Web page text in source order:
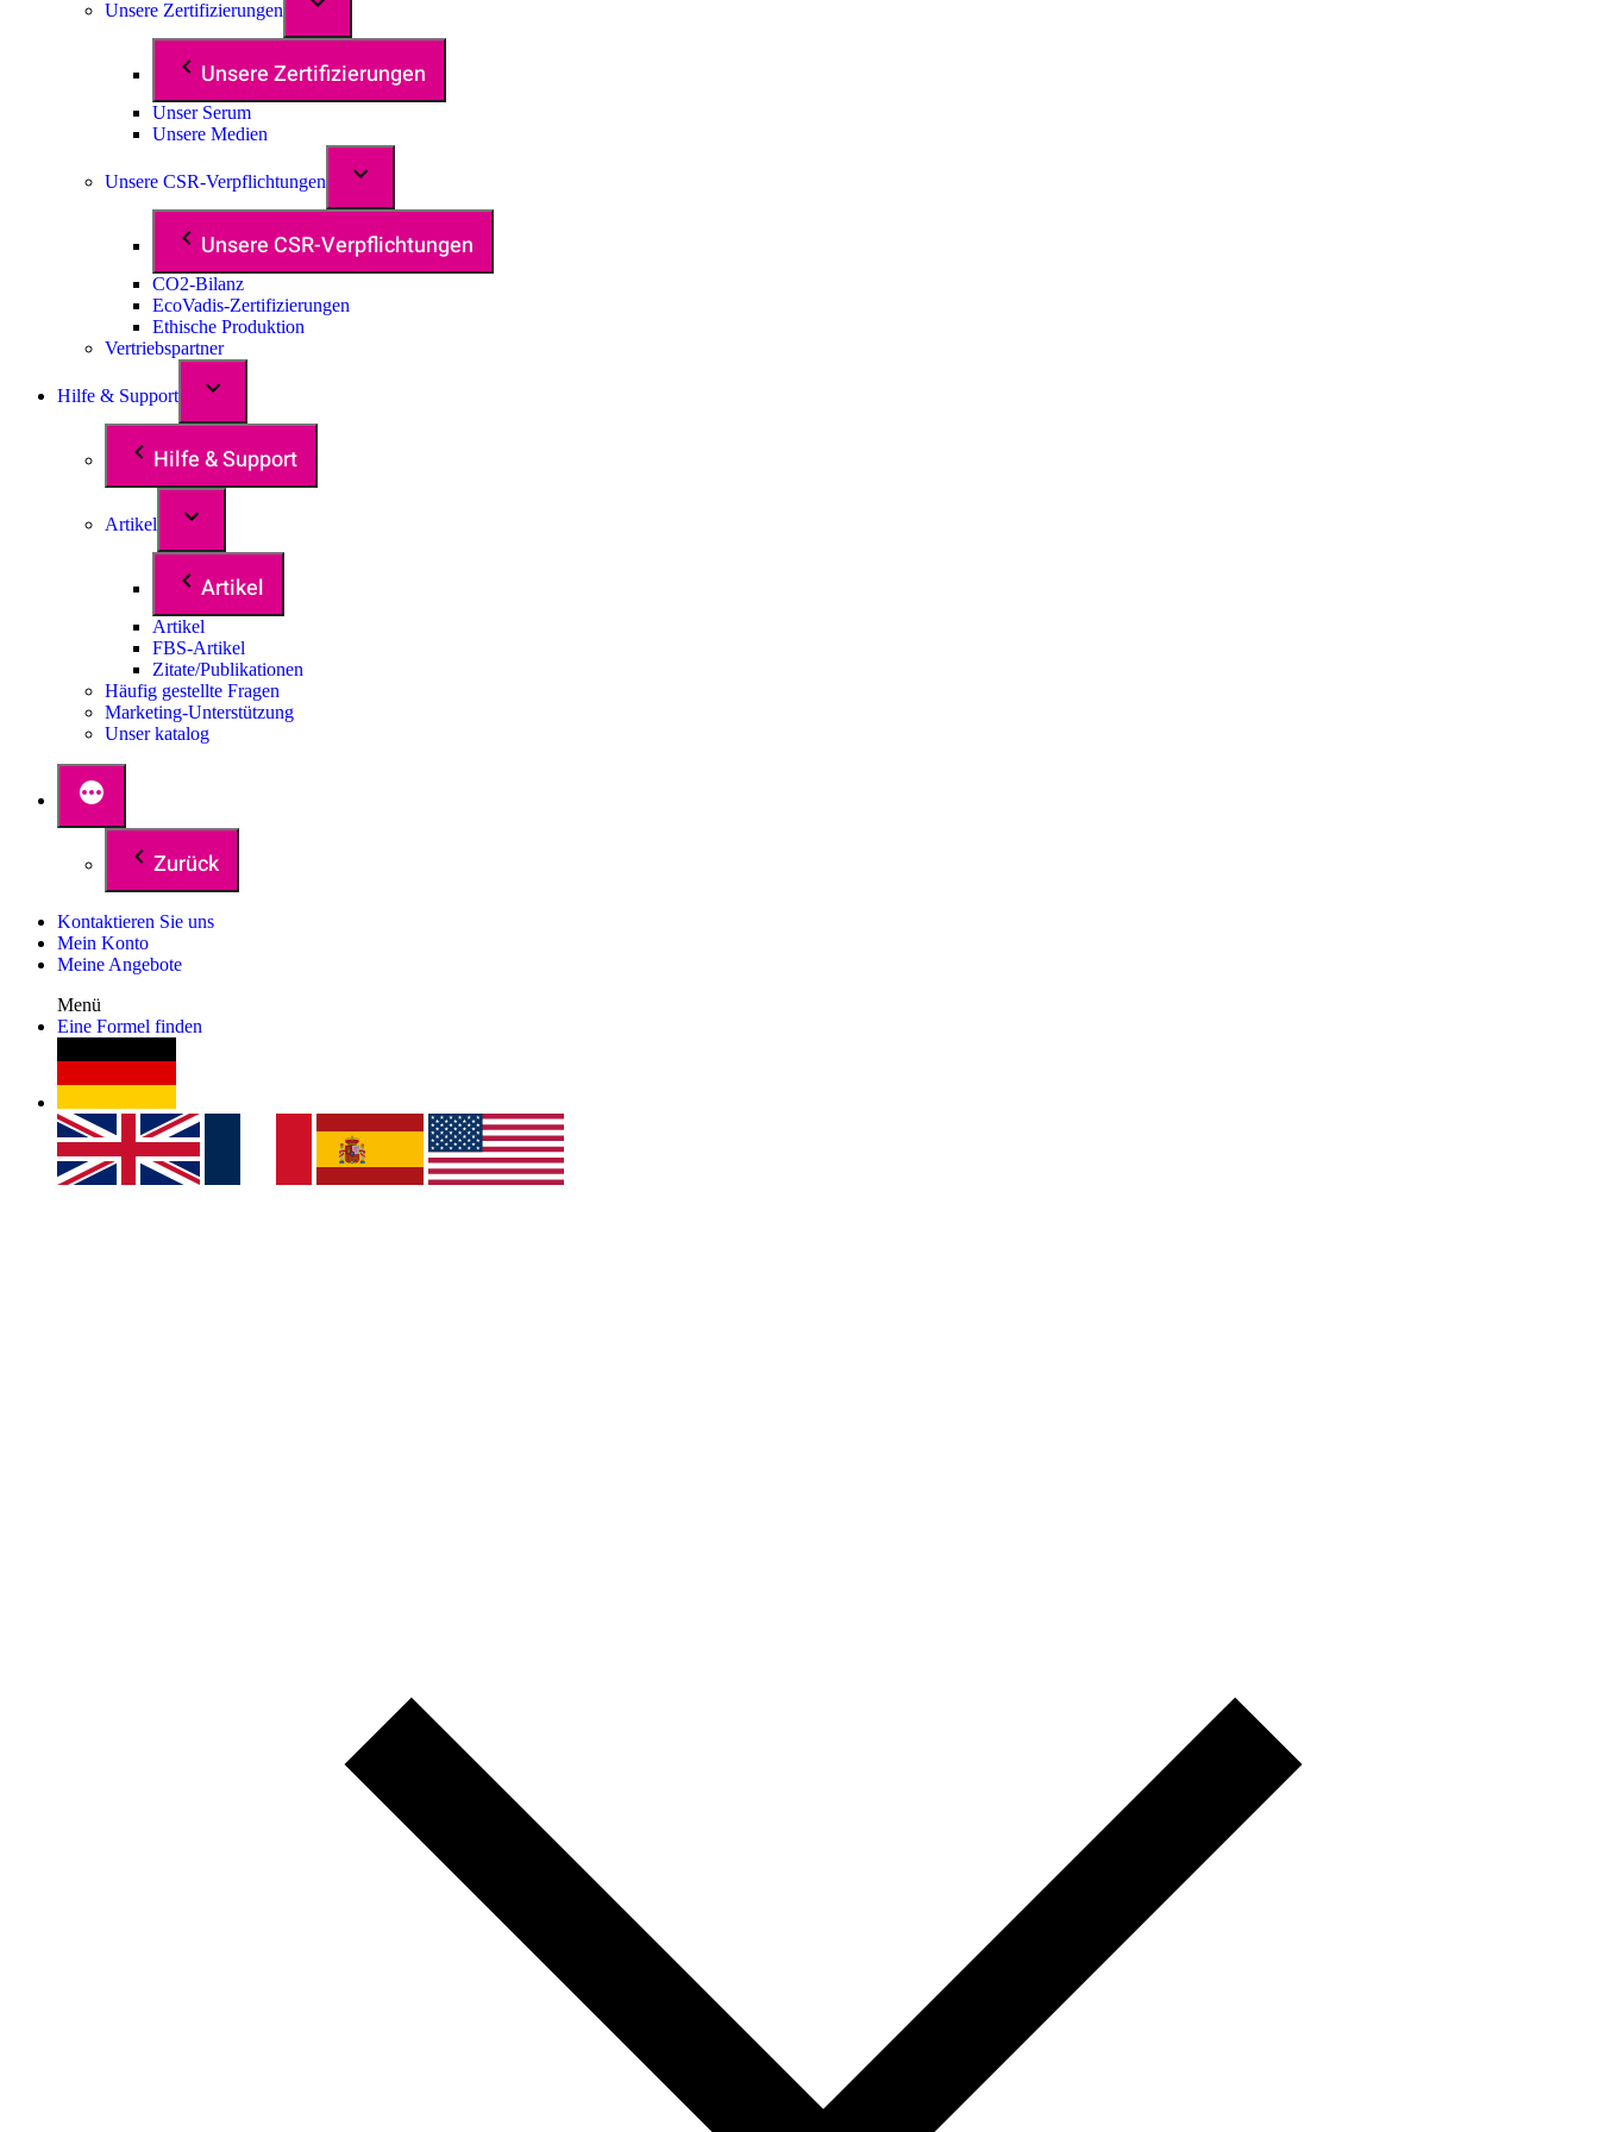
Unsere Zertifizierungen
Unsere Zertifizierungen
Unser Serum
Unsere Medien
Unsere CSR-Verpflichtungen
Unsere CSR-Verpflichtungen
CO2-Bilanz
EcoVadis-Zertifizierungen
Ethische Produktion
Vertriebspartner
Hilfe & Support
Hilfe & Support
Artikel
Artikel
Artikel
FBS-Artikel
Zitate/Publikationen
Häufig gestellte Fragen
Marketing-Unterstützung
Unser katalog
Zurück
Kontaktieren Sie uns
Mein Konto
Meine Angebote
Menü
Eine Formel finden